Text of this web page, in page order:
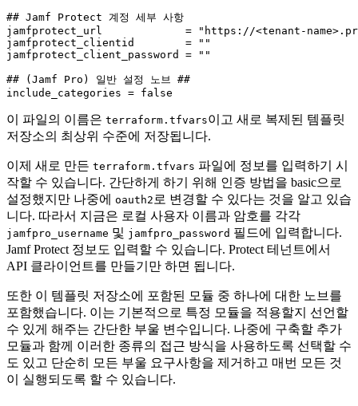
## Jamf Protect 계정 세부 사항
jamfprotect_url             = "https://<tenant-
jamfprotect_clientid        = ""
jamfprotect_client_password = ""
## (Jamf Pro) 일반 설정 노브 ##
이 파일의 이름은 terraform.tfvars이고 새로 복제된 템플릿
저장소의 최상위 수준에 저장됩니다.
이제 새로 만든 terraform.tfvars 파일에 정보를 입력하기 시
작할 수 있습니다. 간단하게 하기 위해 인증 방법을 basic으로
설정했지만 나중에 oauth2로 변경할 수 있다는 것을 알고 있습
니다. 따라서 지금은 로컬 사용자 이름과 암호를 각각
jamfpro_username 및 jamfpro_password 필드에 입력합니다.
Jamf Protect 정보도 입력할 수 있습니다. Protect 테넌트에서
API 클라이언트를 만들기만 하면 됩니다.
또한 이 템플릿 저장소에 포함된 모듈 중 하나에 대한 노브를
포함했습니다. 이는 기본적으로 특정 모듈을 적용할지 선언할
수 있게 해주는 간단한 부울 변수입니다. 나중에 구축할 추가
모듈과 함께 이러한 종류의 접근 방식을 사용하도록 선택할 수
도 있고 단순히 모든 부울 요구사항을 제거하고 매번 모든 것
이 실행되도록 할 수 있습니다.